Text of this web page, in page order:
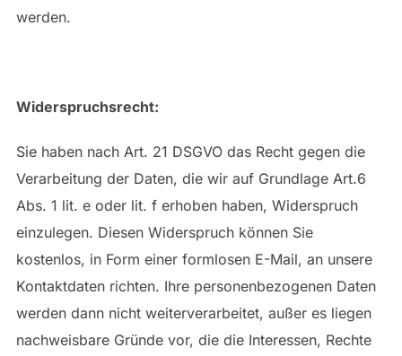
werden.
Widerspruchsrecht:
Sie haben nach Art. 21 DSGVO das Recht gegen die
Verarbeitung der Daten, die wir auf Grundlage Art.6
Abs. 1 lit. e oder lit. f erhoben haben, Widerspruch
einzulegen. Diesen Widerspruch können Sie
kostenlos, in Form einer formlosen E-Mail, an unsere
Kontaktdaten richten. Ihre personenbezogenen Daten
werden dann nicht weiterverarbeitet, außer es liegen
nachweisbare Gründe vor, die die Interessen, Rechte